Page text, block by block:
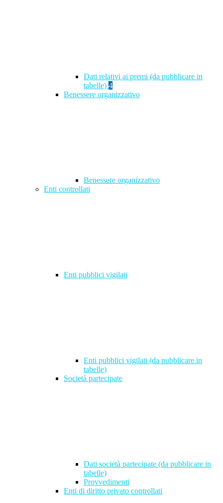
Dati relativi ai premi (da pubblicare in
tabelle) 4
Benessere organizzativo
Benessere organizzativo
Enti controllati
Enti pubblici vigilati
Enti pubblici vigilati (da pubblicare in
tabelle)
Società partecipate
Dati società partecipate (da pubblicare in
tabelle)
Provvedimenti
Enti di diritto privato controllati